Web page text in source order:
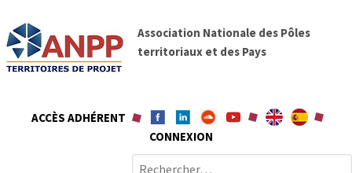
A
N
P
P
Association Nationale des Pôles
territoriaux et des Pays
ACCÈS ADHÉRENT
CONNEXION